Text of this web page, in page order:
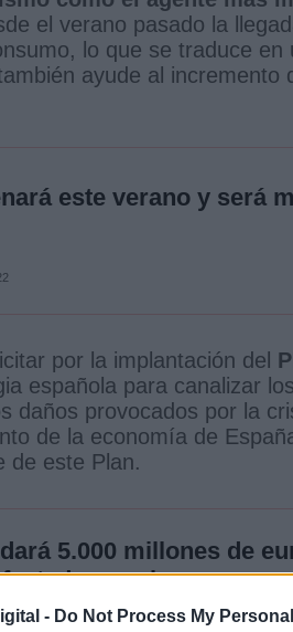
- Do Not Process My
el verano pasado la
lo que se traduce en
ayude al incremento
este verano y será
por la implantación del
española para canalizar
daños provocados por la
de la economía de
de este Plan.
5.000 millones de
por la guerra en